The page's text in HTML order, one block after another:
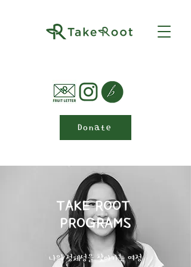
Donate
TAKE ROOT
PROGRAMS
​나의 정체성을 찾아가는 여정